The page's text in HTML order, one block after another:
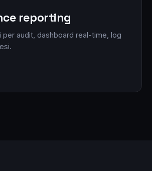
reporting
per audit, dashboard real-time, log